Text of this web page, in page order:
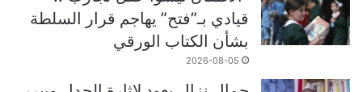
قيادي بـ”فتح” يهاجم قرار السلطة
بشأن الكتاب الورقي
2026-08-05